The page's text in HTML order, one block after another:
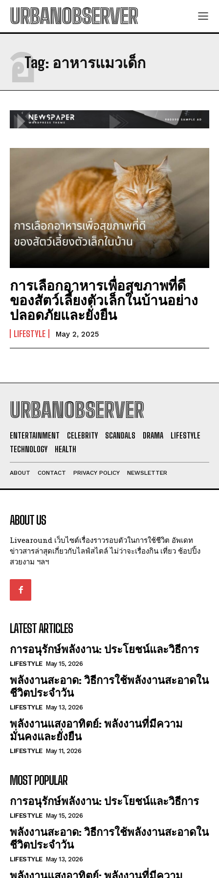
I WANT IN
I've read and accept the Privacy Policy
URBANOBSERVER
Tag: อาหารแมวเด็ก
อ
การเลือกอาหารเพื่อสุขภาพที่ดี
ของสัตว์เลี้ยงตัวเล็กในบ้านอย่าง
ปลอดภัยและยั่งยืน
LIFESTYLE May 2, 2025
URBANOBSERVER
ENTERTAINMENT CELEBRITY SCANDALS DRAMA
LIFESTYLE
TECHNOLOGY
HEALTH
ABOUT CONTACT PRIVACY POLICY NEWSLETTER
ABOUT US
Livearound เว็บไซต์เรื่องราวรอบตัวในการใช้ชีวิต อัพเดท
ข่าวสารล่าสุดเกี่ยวกับไลฟ์สไตล์ ไม่ว่าจะเรื่องกิน เที่ยว ช้อปปิ้ง
สวยงาม ฯลฯ
LATEST ARTICLES
การอนุรักษ์พลังงาน: ประโยชน์และวิธีการ
LIFESTYLE May 15, 2026
พลังงานสะอาด: วิธีการใช้พลังงานสะอาดใน
ชีวิตประจำวัน
LIFESTYLE May 13, 2026
พลังงานแสงอาทิตย์: พลังงานที่มีความ
มั่นคงและยั่งยืน
LIFESTYLE May 11, 2026
MOST POPULAR
การอนุรักษ์พลังงาน: ประโยชน์และวิธีการ
LIFESTYLE May 15, 2026
พลังงานสะอาด: วิธีการใช้พลังงานสะอาดใน
ชีวิตประจำวัน
LIFESTYLE May 13, 2026